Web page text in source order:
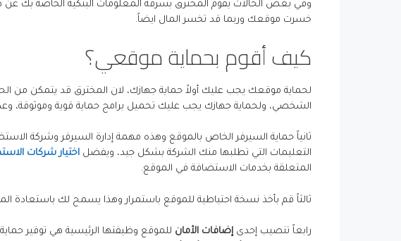
وفي بعض الحالات يقوم المخترق بسرقة المعلومات البنكية الخاصة بك عن
خسرت موقعك وربما قد تخسر المال ايضاً.
كيف أقوم بحماية موقعي؟
لحماية موقعك يجب عليك أولاً حماية جهازك، لان المخترق قد يتمكن
الشخصي، ولحماية جهازك يجب عليك تحميل برامج حماية قوية وموثوقة،
ثانياً حماية السيرفر الخاص بالموقع وهذه مهمة إدارة السيرفر وشركة
التعليمات التي تطلبها منك الشركة بشكل جيد، ويفضل اختيار شركات
المتعلقة بخدمات الاستضافة في الموقع.
ثالثاً قم بأخذ نسخة احتياطية للموقع باستمرار وهذا يسمح لك باستعادة
رابعاً تنصيب إحدى إضافات الأمان للموقع وظيفتها الرئيسية هي توفير